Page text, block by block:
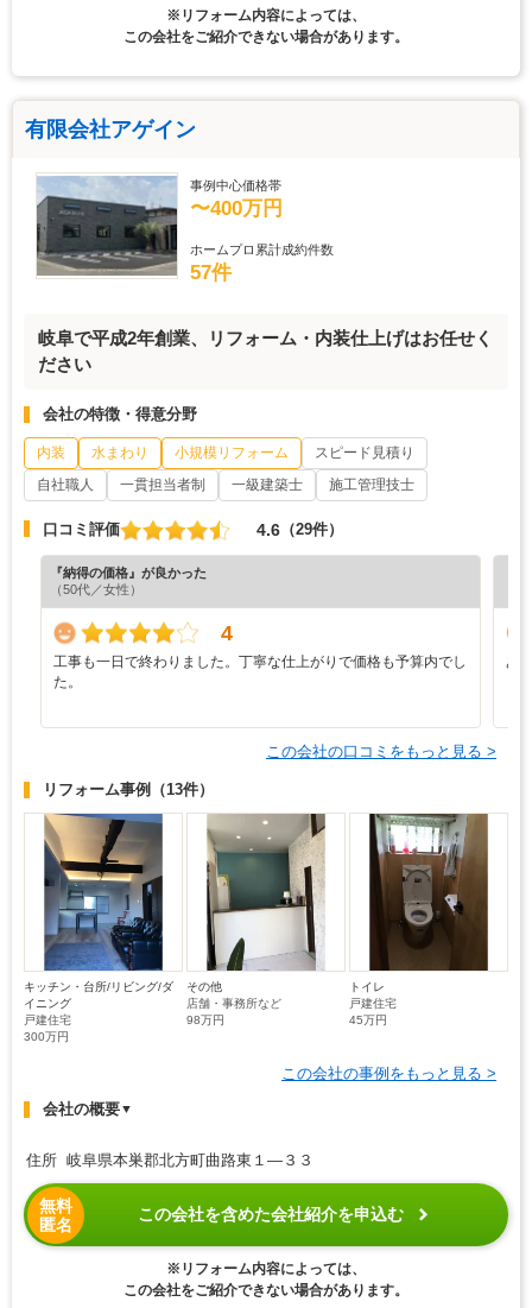
※リフォーム内容によっては、
この会社をご紹介できない場合があります。
有限会社アゲイン
事例中心価格帯
〜400万円
ホームプロ累計成約件数
57件
岐阜で平成2年創業、リフォーム・内装仕上げはお任せく
ださい
会社の特徴・得意分野
内装 水まわり 小規模リフォーム
スピード見積り
自社職人
一貫担当者制 一級建築士 施工管理技士
口コミ評価 4.6 （29件）
『納得の価格』が良かった
（50代／女性）
4
工事も一日で終わりました。丁寧な仕上がりで価格も予算内でし
た。
あ
この会社の口コミをもっと見る >
リフォーム事例 （13件）
キッチン・台所/リビング/ダ
イニング
戸建住宅
300万円
その他
店舗・事務所など
98万円
トイレ
戸建住宅
45万円
この会社の事例をもっと見る >
会社の概要▼
住所 岐阜県本巣郡北方町曲路東１―３３
無料
匿名
この会社を含めた会社紹介を申込む
※リフォーム内容によっては、
この会社をご紹介できない場合があります。